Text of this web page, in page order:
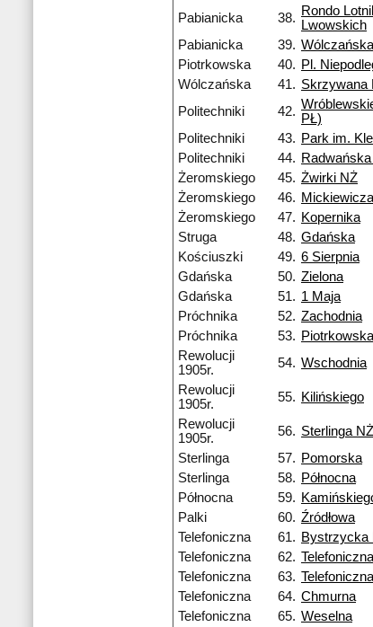
Pabianicka 38. Rondo
Lwowskich
Pabianicka 39. Wólczańska
Piotrkowska
40. Pl.
Wólczańska
41. Skrzywana
Politechniki
42. PŁ)
Politechniki 43. Park im.
Politechniki
44.
Żeromskiego
45. Żwirki NŻ
Żeromskiego
46.
Żeromskiego
47. Kopernika
Struga
48. Gdańska
Kościuszki
49. 6 Sierpnia
Gdańska
50. Zielona
Gdańska
51. 1 Maja
Próchnika
52. Zachodnia
Próchnika
53. Piotrkowska
Rewolucji
1905r.
54. Wschodnia
Rewolucji
1905r.
55. Kilińskiego
Rewolucji
1905r.
56. Sterlinga NŻ
Sterlinga 57. Pomorska
Sterlinga
58. Północna
Północna
59.
Palki
60. Źródłowa
Telefoniczna
61. Bystrzycka
Telefoniczna
62.
Telefoniczna
63.
Telefoniczna
64. Chmurna
Telefoniczna
65. Weselna